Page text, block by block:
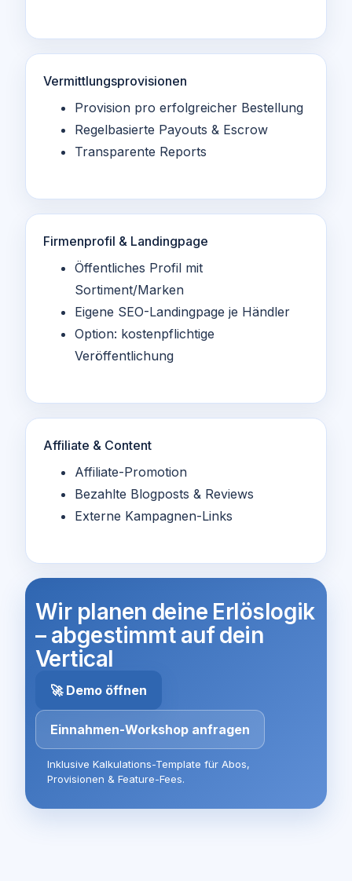
Vermittlungsprovisionen
Provision pro erfolgreicher Bestellung
Regelbasierte Payouts & Escrow
Transparente Reports
Firmenprofil & Landingpage
Öffentliches Profil mit
Sortiment/Marken
Eigene SEO-Landingpage je Händler
Option: kostenpflichtige
Veröffentlichung
Affiliate & Content
Affiliate-Promotion
Bezahlte Blogposts & Reviews
Externe Kampagnen-Links
Wir planen deine Erlöslogik
– abgestimmt auf dein
Vertical
🚀 Demo öffnen
Einnahmen-Workshop anfragen
Inklusive Kalkulations-Template für Abos,
Provisionen & Feature-Fees.